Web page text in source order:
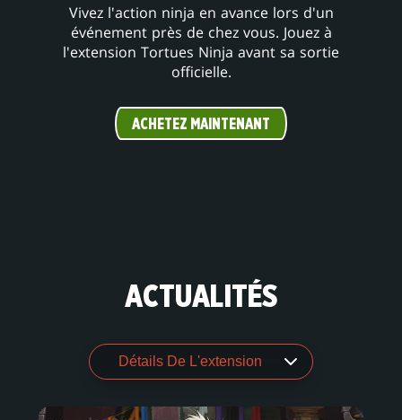
Vivez l'action ninja en avance lors d'un
événement près de chez vous. Jouez à
l'extension Tortues Ninja avant sa sortie
officielle.
ACHETEZ MAINTENANT
ACTUALITÉS